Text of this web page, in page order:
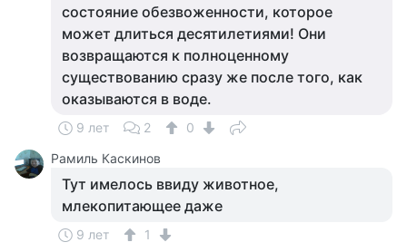
состояние обезвоженности, которое
может длиться десятилетиями! Они
возвращаются к полноценному
существованию сразу же после того, как
оказываются в воде.
9 лет 2
0
Рамиль Каскинов
Тут имелось ввиду животное,
млекопитающее даже
9 лет
1